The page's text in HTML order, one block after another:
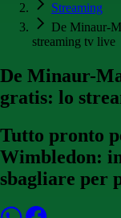
Streaming
De Minaur-
streaming tv live
De Minaur-
gratis: lo
Tutto pronto
Wimbledon:
sbagliare per